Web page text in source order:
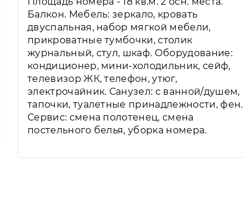
Балкон. Мебель: зеркало, кровать
двуспальная, набор мягкой мебели,
прикроватные тумбочки, столик
журнальный, стул, шкаф. Оборудование:
кондиционер, мини-холодильник, сейф,
телевизор ЖК, телефон, утюг,
электрочайник. Санузел: с ванной/душем,
тапочки, туалетные принадлежности, фен.
Сервис: смена полотенец, смена
постельного белья, уборка номера.